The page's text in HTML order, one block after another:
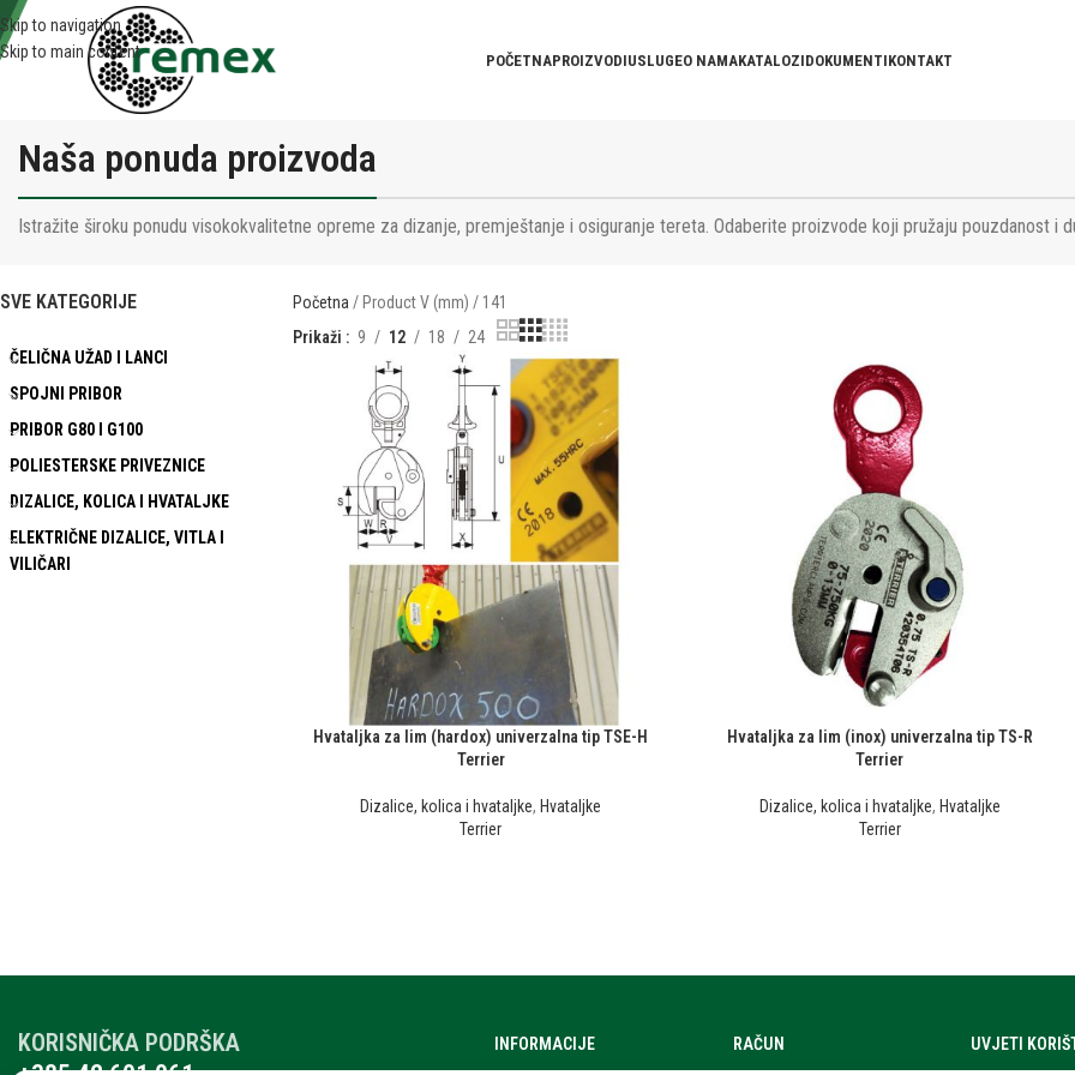
Skip to navigation
Skip to main content
POČETNAPROIZVODIUSLUGEO NAMAKATALOZIDOKUMENTIKONTAKT
Naša ponuda proizvoda
Istražite široku ponudu visokokvalitetne opreme za dizanje, premještanje i osiguranje tereta. Odaberite proizvode koji pružaju pouzdanost i
SVE KATEGORIJE
ČELIČNA UŽAD I LANCI
SPOJNI PRIBOR
PRIBOR G80 I G100
POLIESTERSKE PRIVEZNICE
DIZALICE, KOLICA I HVATALJKE
ELEKTRIČNE DIZALICE, VITLA I
VILIČARI
Početna Product V (mm) 141
Prikaži
9 12 18 24
Hvataljka za lim (hardox) univerzalna tip TSE-H
Terrier
Dizalice, kolica i hvataljke,Hvataljke
Terrier
Hvataljka za lim (inox) univerzalna tip TS-R
Terrier
Dizalice, kolica i hvataljke, Hvataljke
Terrier
KORISNIČKA PODRŠKA INFORMACIJE RAČUN UVJETI